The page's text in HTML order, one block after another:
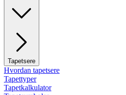
Tapetsere
Hvordan tapetsere
Tapettyper
Tapetkalkulator